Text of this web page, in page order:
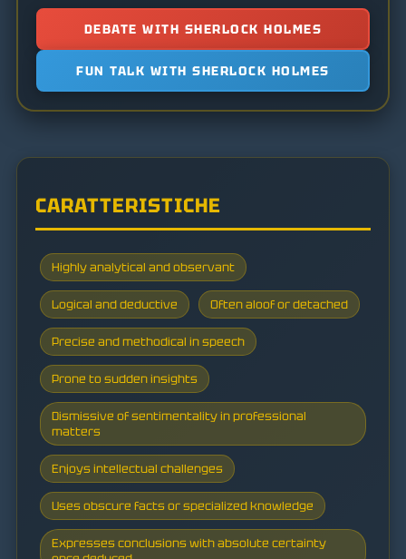
DEBATE WITH SHERLOCK HOLMES
FUN TALK WITH SHERLOCK HOLMES
CARATTERISTICHE
Highly analytical and observant
Logical and deductive Often aloof or detached
Precise and methodical in speech
Prone to sudden insights
Dismissive of sentimentality in professional
matters
Enjoys intellectual challenges
Uses obscure facts or specialized knowledge
Expresses conclusions with absolute certainty